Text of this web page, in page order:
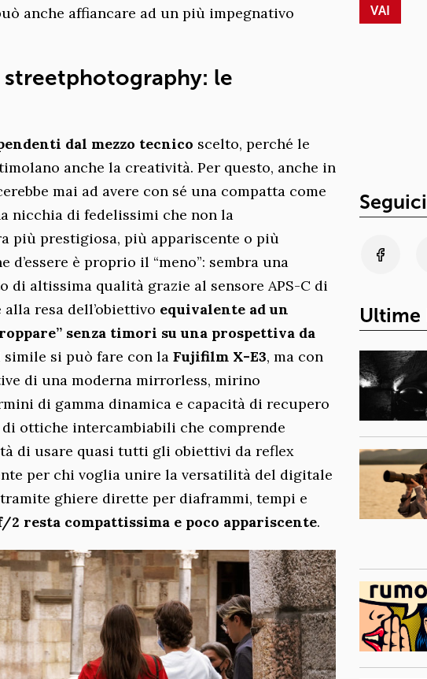
anche affiancare ad un più impegnativo
streetphotography: le
dal mezzo tecnico scelto, perché le
anche la creatività. Per questo, anche in
mai ad avere con sé una compatta come
nicchia di fedelissimi che non la
più prestigiosa, più appariscente o più
è proprio il “meno”: sembra una
di altissima qualità grazie al sensore APS-C di
resa dell’obiettivo equivalente ad un
senza timori su una prospettiva da
si può fare con la Fujifilm X-E3, ma con
di una moderna mirrorless, mirino
di gamma dinamica e capacità di recupero
ottiche intercambiabili che comprende
di usare quasi tutti gli obiettivi da reflex
per chi voglia unire la versatilità del digitale
ghiere dirette per diaframmi, tempi e
2 resta compattissima e poco appariscente.
Seguici
Ultime